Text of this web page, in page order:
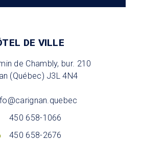
DE VILLE
de Chambly, bur. 210
(Québec) J3L 4N4
450 658-1066
450 658-2676